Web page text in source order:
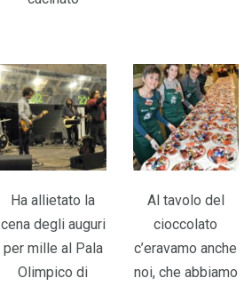
Ha allietato la
cena degli auguri
per mille al Pala
Olimpico di
Al tavolo del
cioccolato
c’eravamo anche
noi, che abbiamo